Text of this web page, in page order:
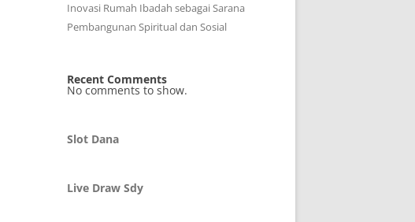
Inovasi Rumah Ibadah sebagai Sarana
Pembangunan Spiritual dan Sosial
Recent Comments
No comments to show.
Slot Dana
Live Draw Sdy